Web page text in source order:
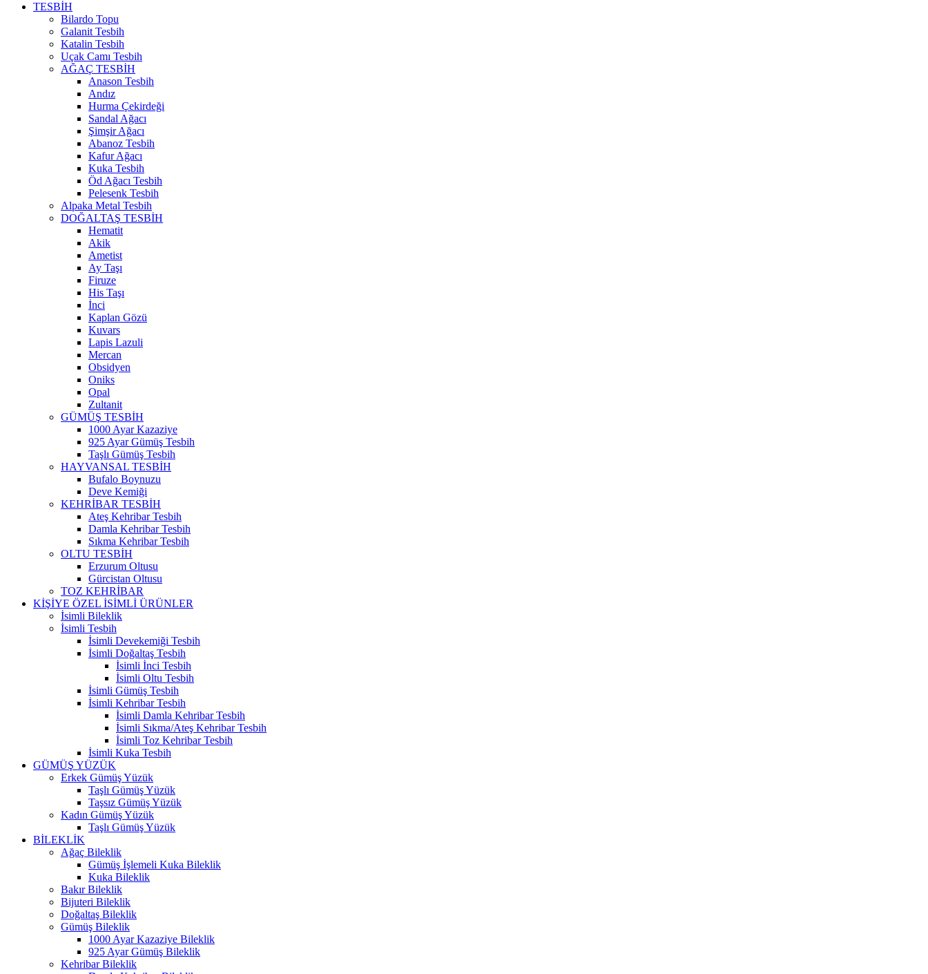
TESBİH
Bilardo Topu
Galanit Tesbih
Katalin Tesbih
Uçak Camı Tesbih
AĞAÇ TESBİH
Anason Tesbih
Andız
Hurma Çekirdeği
Sandal Ağacı
Şimşir Ağacı
Abanoz Tesbih
Kafur Ağacı
Kuka Tesbih
Öd Ağacı Tesbih
Pelesenk Tesbih
Alpaka Metal Tesbih
DOĞALTAŞ TESBİH
Hematit
Akik
Ametist
Ay Taşı
Firuze
His Taşı
İnci
Kaplan Gözü
Kuvars
Lapis Lazuli
Mercan
Obsidyen
Oniks
Opal
Zultanit
GÜMÜŞ TESBİH
1000 Ayar Kazaziye
925 Ayar Gümüş Tesbih
Taşlı Gümüş Tesbih
HAYVANSAL TESBİH
Bufalo Boynuzu
Deve Kemiği
KEHRİBAR TESBİH
Ateş Kehribar Tesbih
Damla Kehribar Tesbih
Sıkma Kehribar Tesbih
OLTU TESBİH
Erzurum Oltusu
Gürcistan Oltusu
TOZ KEHRİBAR
KİŞİYE ÖZEL İSİMLİ ÜRÜNLER
İsimli Bileklik
İsimli Tesbih
İsimli Devekemiği Tesbih
İsimli Doğaltaş Tesbih
İsimli İnci Tesbih
İsimli Oltu Tesbih
İsimli Gümüş Tesbih
İsimli Kehribar Tesbih
İsimli Damla Kehribar Tesbih
İsimli Sıkma/Ateş Kehribar Tesbih
İsimli Toz Kehribar Tesbih
İsimli Kuka Tesbih
GÜMÜŞ YÜZÜK
Erkek Gümüş Yüzük
Taşlı Gümüş Yüzük
Taşsız Gümüş Yüzük
Kadın Gümüş Yüzük
Taşlı Gümüş Yüzük
BİLEKLİK
Ağaç Bileklik
Gümüş İşlemeli Kuka Bileklik
Kuka Bileklik
Bakır Bileklik
Bijuteri Bileklik
Doğaltaş Bileklik
Gümüş Bileklik
1000 Ayar Kazaziye Bileklik
925 Ayar Gümüş Bileklik
Kehribar Bileklik